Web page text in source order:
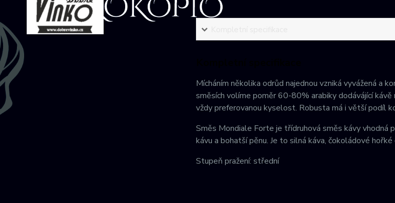
Mícháním několika odrůd najednou vzniká vyvážená a
směsích volíme poměr 60-80% arabiky dodávájící
vždy preferovanou kyselost. Robusta má i větší podíl
Směs Mondiale Forte je třídruhová směs kávy vhodná
kávu a bohatší pěnu. Je to silná káva, čokoládové
Stupeň pražení: střední